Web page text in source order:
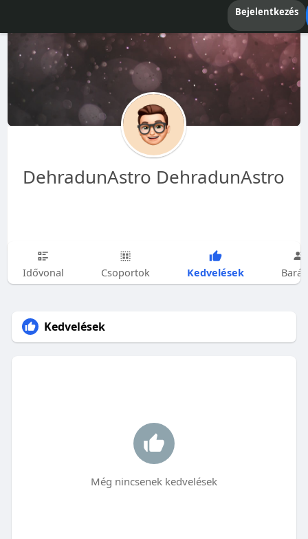
Bejelentkezés
DehradunAstro DehradunAstro
Idővonal Csoportok Kedvelések
Kedvelések
Még nincsenek kedvelések